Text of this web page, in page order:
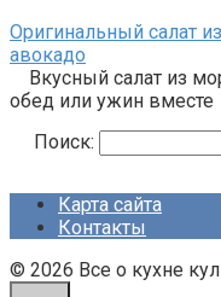
Оригинальный салат
авокадо
Вкусный салат из
обед или ужин вместе
Поиск:
Карта сайта
Контакты
© 2026 Все о кухне